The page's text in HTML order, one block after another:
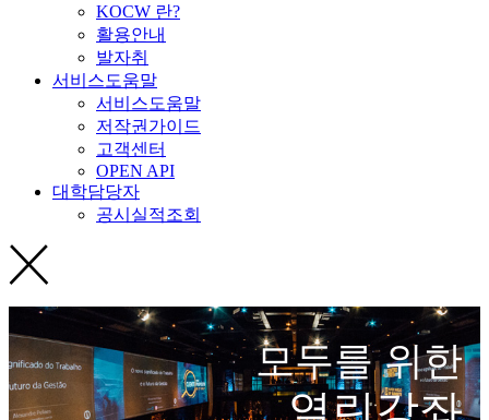
KOCW 란?
활용안내
발자취
서비스도움말
서비스도움말
저작권가이드
고객센터
OPEN API
대학담당자
공시실적조회
모두를 위한